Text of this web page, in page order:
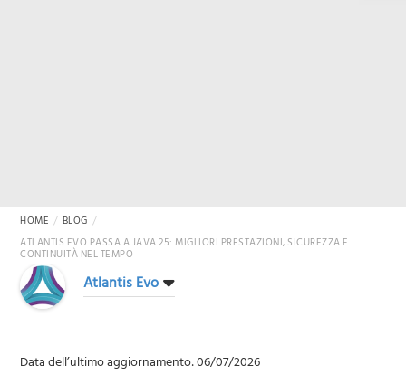
HOME
BLOG
ATLANTIS EVO PASSA A JAVA 25: MIGLIORI PRESTAZIONI, SICUREZZA E
CONTINUITÀ NEL TEMPO
Atlantis Evo
Data dell’ultimo aggiornamento: 06/07/2026